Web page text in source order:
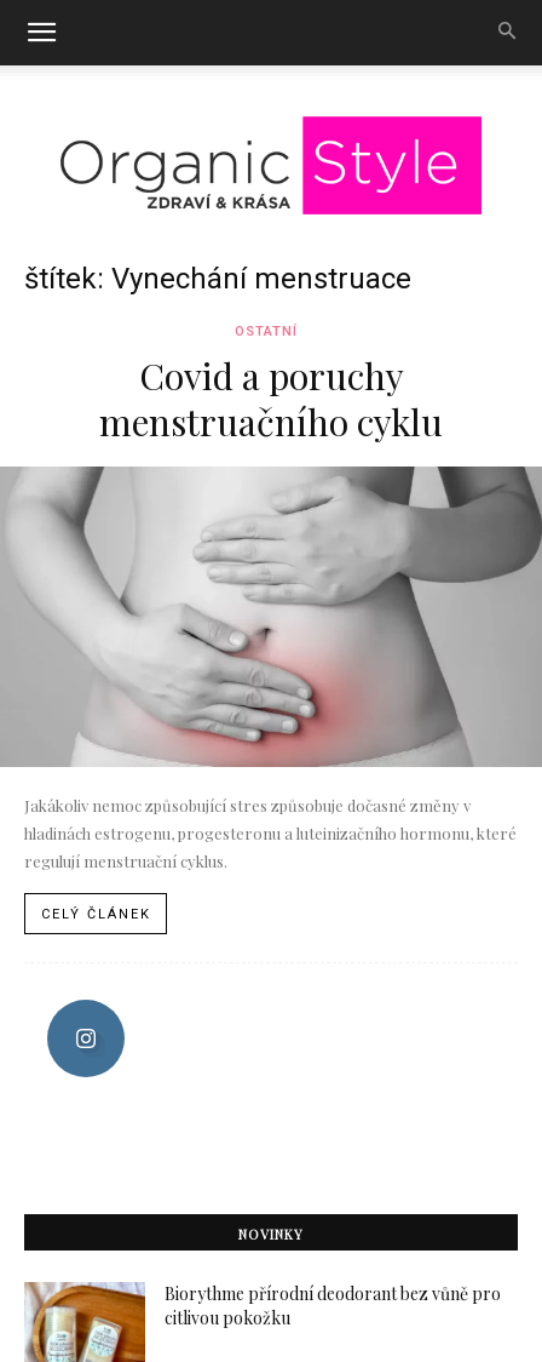
OrganicStyle
štítek: Vynechání menstruace
OSTATNÍ
Covid a poruchy
menstruačního cyklu
Jakákoliv nemoc způsobující stres způsobuje dočasné změny v
hladinách estrogenu, progesteronu a luteinizačního hormonu, které
regulují menstruační cyklus.
CELÝ ČLÁNEK
NOVINKY
Biorythme přírodní deodorant bez vůně pro
citlivou pokožku